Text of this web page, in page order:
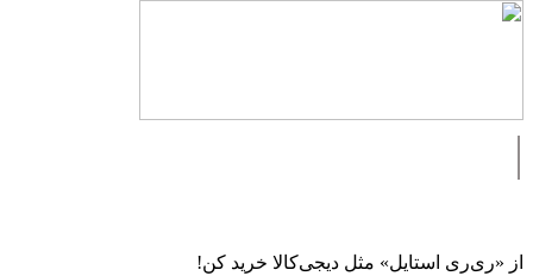
|
از «ری‌ری استایل» مثل دیجی‌کالا خرید کن!